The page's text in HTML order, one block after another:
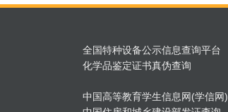
全国特种设备公示信息查询平台
化学品鉴定证书真伪查询
中国高等教育学生信息网(学信网)